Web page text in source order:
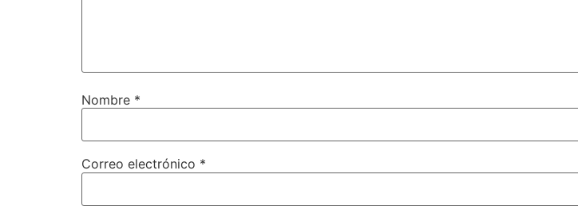
Nombre *
Correo electrónico *